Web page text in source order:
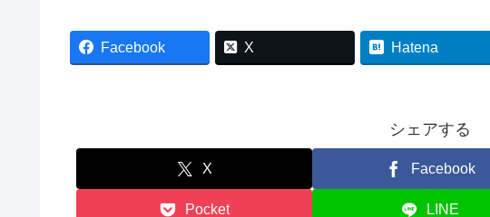
Facebook X Hatena
シェアする
X Facebook
Pocket LINE